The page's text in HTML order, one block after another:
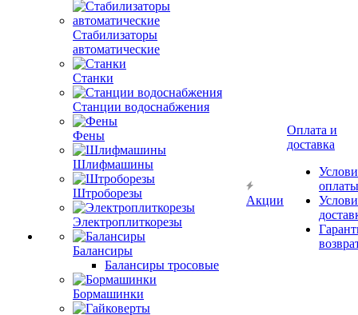
Стабилизаторы
автоматические
Станки
Станции водоснабжения
Фены
Шлифмашины
Штроборезы
Электроплиткорезы
Балансиры
Балансиры тросовые
Бормашинки
Акции
Оплата и
доставка
оплаты